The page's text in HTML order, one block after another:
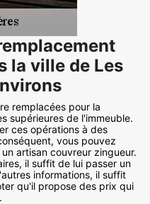
la ville de Les
remplacées pour la
supérieures de l'immeuble.
ces opérations à des
vous pouvez
artisan couvreur zingueur.
il suffit de lui passer un
informations, il suffit
qu'il propose des prix qui